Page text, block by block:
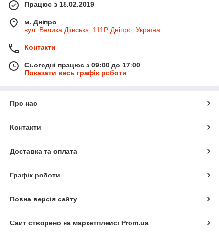
Працює з 18.02.2019
м. Дніпро
вул. Велика Діївська, 111Р, Дніпро, Україна
Контакти
Сьогодні працює з 09:00 до 17:00
Показати весь графік роботи
Про нас
Контакти
Доставка та оплата
Графік роботи
Повна версія сайту
Сайт створено на маркетплейсі Prom.ua